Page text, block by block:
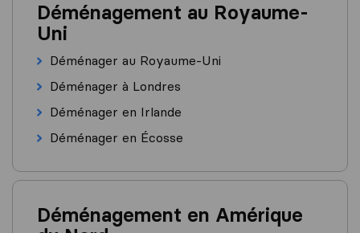
Déménagement au Royaume-
Uni
Déménager au Royaume-Uni
Déménager à Londres
Déménager en Irlande
Déménager en Écosse
Déménagement en Amérique